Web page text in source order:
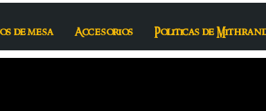
de mesa Accesorios Politicas de